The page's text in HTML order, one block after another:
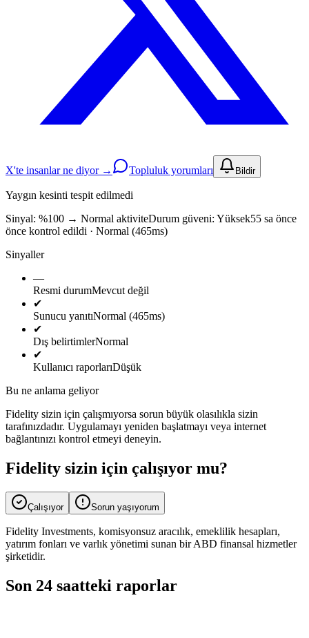
X'te insanlar ne diyor → Topluluk yorumları Bildir
Yaygın kesinti tespit edilmedi
Sinyal: %100 → Normal aktiviteDurum güveni: Yüksek55 sa önce
önce kontrol edildi · Normal (465ms)
Sinyaller
—
Resmi durumMevcut değil
✔
Sunucu yanıtıNormal (465ms)
✔
Dış belirtimlerNormal
✔
Kullanıcı raporlarıDüşük
Bu ne anlama geliyor
Fidelity sizin için çalışmıyorsa sorun büyük olasılıkla sizin
tarafınızdadır. Uygulamayı yeniden başlatmayı veya internet
bağlantınızı kontrol etmeyi deneyin.
Fidelity sizin için çalışıyor mu?
Çalışıyor Sorun yaşıyorum
Fidelity Investments, komisyonsuz aracılık, emeklilik hesapları,
yatırım fonları ve varlık yönetimi sunan bir ABD finansal hizmetler
şirketidir.
Son 24 saatteki raporlar